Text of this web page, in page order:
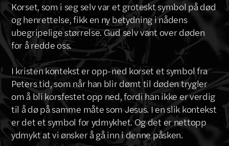
Korset, som i seg selv var et groteskt symbol på død
og henrettelse, fikk en ny betydning i nådens
ubegripelige størrelse. Gud selv vant over døden
for å redde oss.
I kristen kontekst er opp-ned korset et symbol fra
Peters tid, som når han blir dømt til døden trygler
om å bli korsfestet opp ned, fordi han ikke er verdig
til å dø på samme måte som Jesus. I en slik kontekst
er det et symbol for ydmykhet. Og det er nettopp
ydmykt at vi ønsker å gå inn i denne påsken.